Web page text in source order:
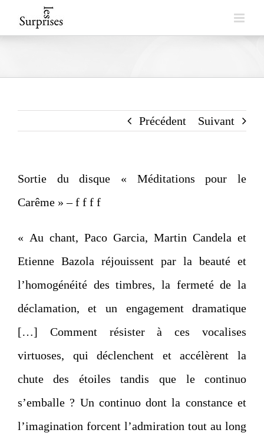
to
Précédent Suivant
Sortie du disque « Méditations pour le
Carême » – f f f f
« Au chant, Paco Garcia, Martin Candela et
Etienne Bazola réjouissent par la beauté et
l’homogénéité des timbres, la fermeté de la
déclamation, et un engagement dramatique
[…] Comment résister à ces vocalises
virtuoses, qui déclenchent et accélèrent la
chute des étoiles tandis que le continuo
s’emballe ? Un continuo dont la constance et
l’imagination forcent l’admiration tout au long